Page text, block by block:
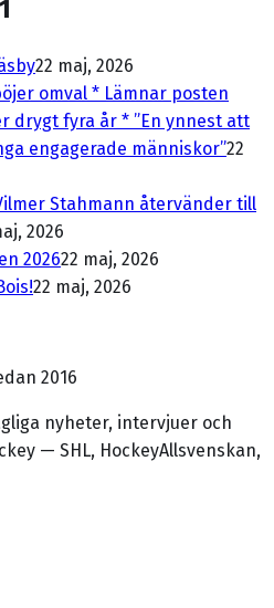
22 maj, 2026
omval * Lämnar posten
drygt fyra år * ”En ynnest att
engagerade människor”22
Stahmann återvänder till
2026
202622 maj, 2026
22 maj, 2026
2016
nyheter, intervjuer och
— SHL, HockeyAllsvenskan,